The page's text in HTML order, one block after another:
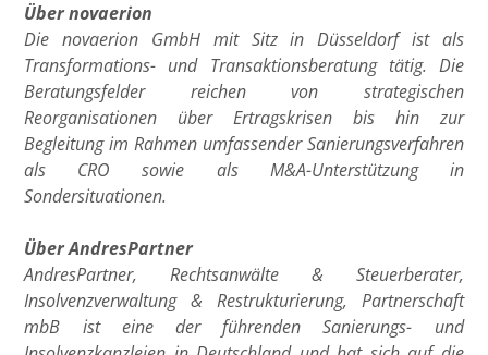
Über novaerion
Die novaerion GmbH mit Sitz in Düsseldorf ist als
Transformations- und Transaktionsberatung tätig. Die
Beratungsfelder reichen von strategischen
Reorganisationen über Ertragskrisen bis hin zur
Begleitung im Rahmen umfassender Sanierungsverfahren
als CRO sowie als M&A-Unterstützung in
Sondersituationen.
Über AndresPartner
AndresPartner, Rechtsanwälte & Steuerberater,
Insolvenzverwaltung & Restrukturierung, Partnerschaft
mbB ist eine der führenden Sanierungs- und